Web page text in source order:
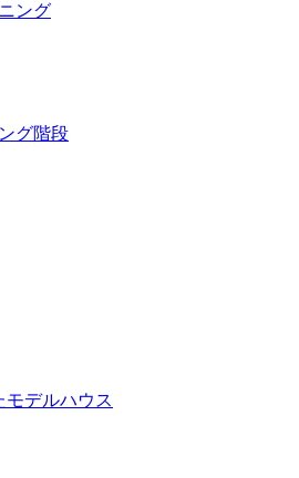
ング
グ階段
モデルハウス